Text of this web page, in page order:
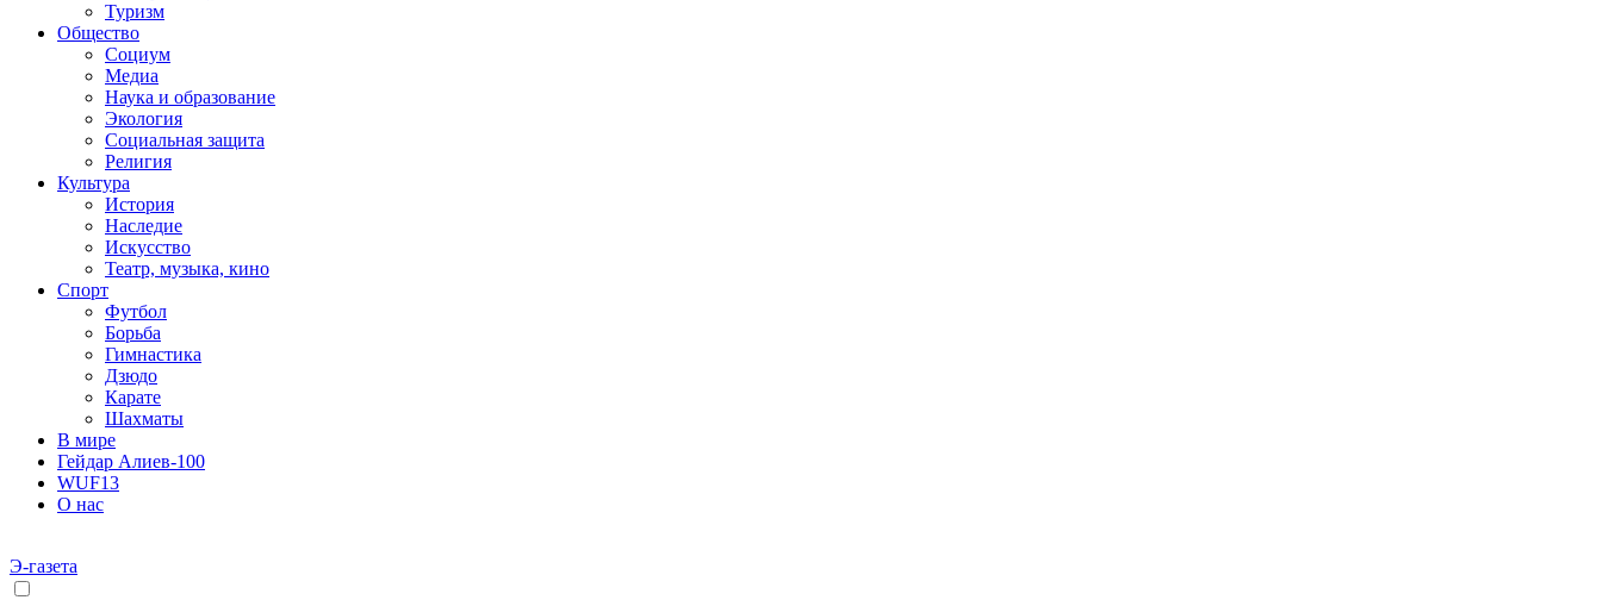
Туризм
Общество
Социум
Медиа
Наука и образование
Экология
Социальная защита
Религия
Культура
История
Наследие
Искусство
Театр, музыка, кино
Спорт
Футбол
Борьба
Гимнастика
Дзюдо
Карате
Шахматы
В мире
Гейдар Алиев-100
WUF13
О нас
Э-газета